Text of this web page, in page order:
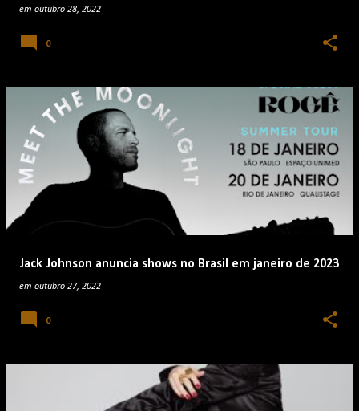
em outubro 28, 2022
0
Jack Johnson anuncia shows no Brasil em janeiro de 2023
em outubro 27, 2022
0